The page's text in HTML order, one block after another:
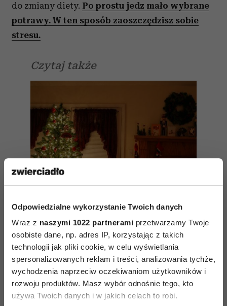
Odpowiedzialne wykorzystanie Twoich danych
Wraz z naszymi 1022 partnerami przetwarzamy Twoje
osobiste dane, np. adres IP, korzystając z takich
technologii jak pliki cookie, w celu wyświetlania
spersonalizowanych reklam i treści, analizowania tychże,
wychodzenia naprzeciw oczekiwaniom użytkowników i
rozwoju produktów. Masz wybór odnośnie tego, kto
używa Twoich danych i w jakich celach to robi.
do zmiany diety. Po prostu jedz mało wybrane
potrawy. W ten sposób zaoszczędzisz sobie
stresu.
Czytaj także
Święta? Spokojnie